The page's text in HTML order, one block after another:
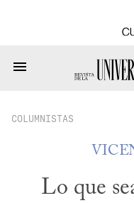
COLUMNISTAS
Lo que